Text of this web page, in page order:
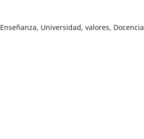
Enseñanza, Universidad, valores, Docencia